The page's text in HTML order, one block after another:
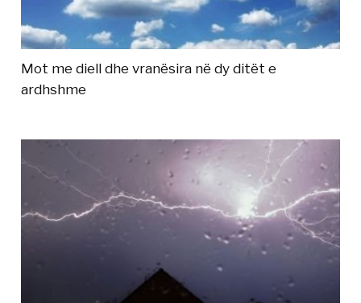
Mot me diell dhe vranësira në dy ditët e
ardhshme